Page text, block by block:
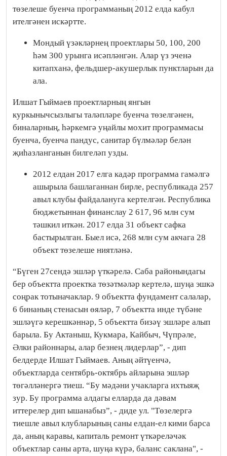
төзелеше буенча программаның 2012 елда кабул
ителгәнен искәртте.
Мондый үзәкләрнең проектлары 50, 100, 200
һәм 300 урынга исәпләнгән. Алар үз эченә
китапханә, фельдшер-акушерлык пунктларын да
ала.
Илшат Гыймаев проектларның янгын
куркынычсызлыгы таләпләре буенча төзелгәнен,
биналарның, һәркемгә уңайлы мохит программасы
буенча, буенча пандус, санитар бүлмәләр белән
җиһазланганын билгеләп узды.
2012 елдан 2017 елга кадәр программа гамәлгә
ашырыла башлаганнан бирле, республикада 257
авыл клубы файдалануга кертелгән. Республика
бюджетыннан финанслау 2 617, 96 млн сум
тәшкил иткән. 2017 елда 31 объект сафка
бастырылган. Быел исә, 268 млн сум акчага 28
объект төзелеше ниятләнә.
“Бүген 27сендә эшләр үткәрелә. Саба районындагы
бер объектта проектка төзәтмәләр кертелә, шуңа эшкә
соңрак тотыначаклар. 9 объектта фундамент салалар,
6 бинаның стенасын өяләр, 7 объектта инде түбәне
эшләүгә керешкәннәр, 5 объектта бизәү эшләре алып
барыла. Бу Актаныш, Кукмара, Кайбыч, Чүпрәле,
Әлки районнары, алар безнең лидерлар”, - дип
белдерде Илшат Гыймаев. Аның әйтүенчә,
объектларда сентябрь-октябрь айларына эшләр
төгәлләнергә тиеш. “Бу мәдәни учакларга ихтыяҗ
зур. Бу программа алдагы елларда да дәвам
иттерелер дип ышанабыз”, - диде ул. "Төзелергә
тиешле авыл клубларының саны елдан-ел кими барса
да, аның каравы, капиталь ремонт үткәреләчәк
объектлар саны арта, шуңа күрә, баланс саклана", -